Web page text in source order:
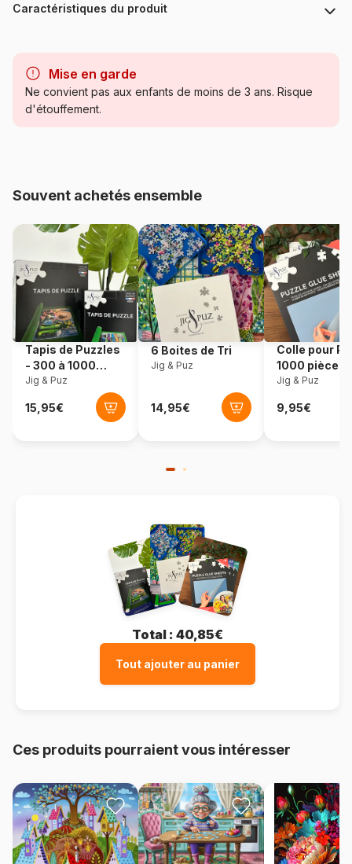
Caractéristiques du produit
Catégorie Puzzles - Amour et Tendresse
Référence Alipson-Puzzle-F-50060
EAN 3667232500608
Nombre de pièces 1000 pièces
Dimensions 64 x 64 cm
Mise en garde
Ne convient pas aux enfants de moins de 3 ans. Risque
d'étouffement.
Souvent achetés ensemble
Tapis de Puzzles
- 300 à 1000
pièces
Jig & Puz
6 Boites de Tri
Jig & Puz
Colle pour
1000 pièces
Jig & Puz
Total : 40,85€
Tout ajouter au panier
Ces produits pourraient vous intéresser